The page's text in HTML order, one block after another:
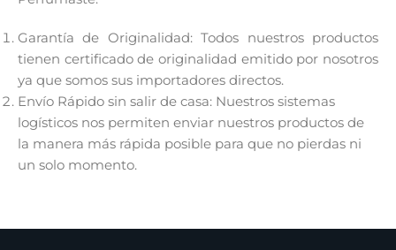
Garantía de Originalidad: Todos nuestros productos
tienen certificado de originalidad emitido por nosotros
ya que somos sus importadores directos.
Envío Rápido sin salir de casa: Nuestros sistemas
logísticos nos permiten enviar nuestros productos de
la manera más rápida posible para que no pierdas ni
un solo momento.